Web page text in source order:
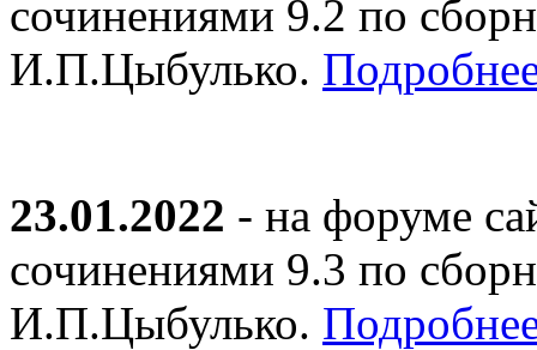
сочинениями 9.2 по
И.П.Цыбулько.
23.01.2022 - на форуме
сочинениями 9.3 по
И.П.Цыбулько.